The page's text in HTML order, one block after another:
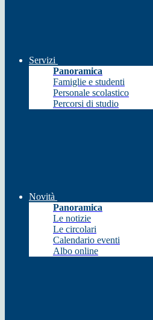
Servizi
Panoramica
Famiglie e studenti
Personale scolastico
Percorsi di studio
Novità
Panoramica
Le notizie
Le circolari
Calendario eventi
Albo online